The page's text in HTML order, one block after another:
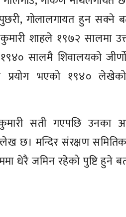
गोलालगायत हुन सक्ने
शाहले १९७२ सालमा
सालमै शिवालयको
प्रयोग भएको १९४०
सती गएपछि
छ। मन्दिर संरक्षण
धेरै जमिन रहेको पुष्टि